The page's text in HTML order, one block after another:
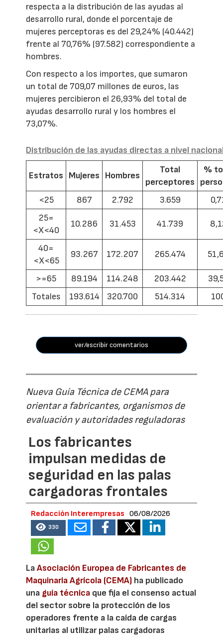
respecta a la distribución de las ayudas al
desarrollo rural, donde el porcentaje de
mujeres perceptoras es del 29,24% (40.442)
frente al 70,76% (97.582) correspondiente a
hombres.
Con respecto a los importes, que sumaron
un total de 709,07 millones de euros, las
mujeres percibieron el 26,93% del total de
ayudas desarrollo rural y los hombres el
73,07%.
Distribución de las ayudas directas a nivel
Estratos Mujeres Hombres
Total
perceptores
%
<25
867 2.792 3.659
25=
<X<40
10.286 31.453 41.739
40=
<X<65
93.267 172.207 265.474
>=65 89.194 114.248 203.442
Totales
193.614 320.700 514.314
ver/escribir comentarios
Nueva Guía Técnica de CEMA para
orientar a fabricantes, organismos de
evaluación y autoridades reguladoras
Los fabricantes
impulsan medidas de
seguridad en las palas
cargadoras frontales
Redacción Interempresas 06/08/2026
330
LaAsociación Europea de Fabricantes de
Maquinaria Agrícola (CEMA) ha publicado
una guía técnica que fija el consenso actual
del sector sobre la protección de los
operadores frente a la caída de cargas
unitarias al utilizar palas cargadoras